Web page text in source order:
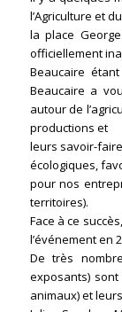
l’Agriculture et
la place
officiellement
Beaucaire
Beaucaire a
autour de
productions et
leurs savoir-
écologiques,
pour nos
territoires).
Face à ce
l’événement en
De très
exposants)
animaux) et